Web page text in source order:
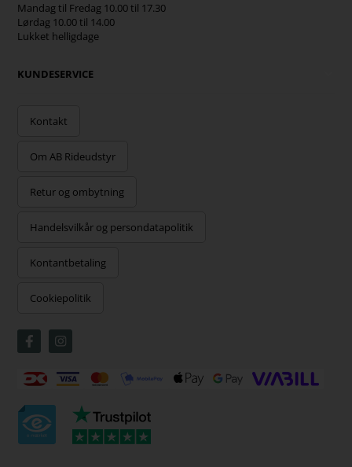
Mandag til Fredag 10.00 til 17.30
Lørdag 10.00 til 14.00
Lukket helligdage
KUNDESERVICE
Kontakt
Om AB Rideudstyr
Retur og ombytning
Handelsvilkår og persondatapolitik
Kontantbetaling
Cookiepolitik